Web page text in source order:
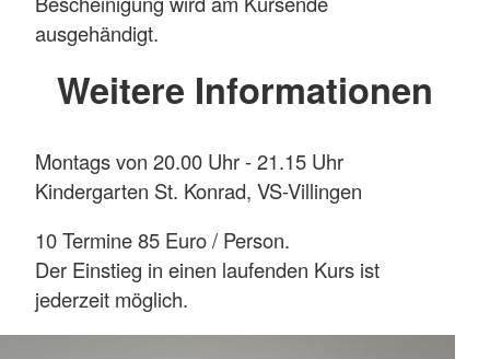
ausgehändigt.
Weitere Informationen
Montags von 20.00 Uhr - 21.15 Uhr
Kindergarten St. Konrad, VS-Villingen
10 Termine 85 Euro / Person.
Der Einstieg in einen laufenden Kurs ist
jederzeit möglich.